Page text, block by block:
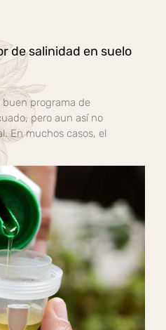
de salinidad en suelo
programa de
pero aun así no
En muchos casos, el